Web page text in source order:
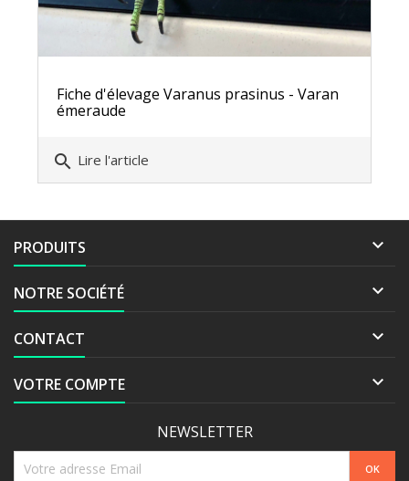
Fiche d'élevage Varanus prasinus - Varan
émeraude
search Lire l'article
PRODUITS 
NOTRE SOCIÉTÉ 
CONTACT 
VOTRE COMPTE 
NEWSLETTER